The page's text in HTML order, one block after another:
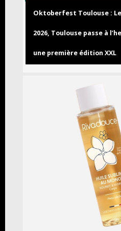
Oktoberfest Toulouse :
2026, Toulouse passe à
une première édition XXL